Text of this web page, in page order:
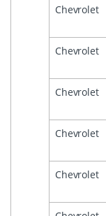
Chevrolet
Chevrolet
Chevrolet
Chevrolet
Chevrolet